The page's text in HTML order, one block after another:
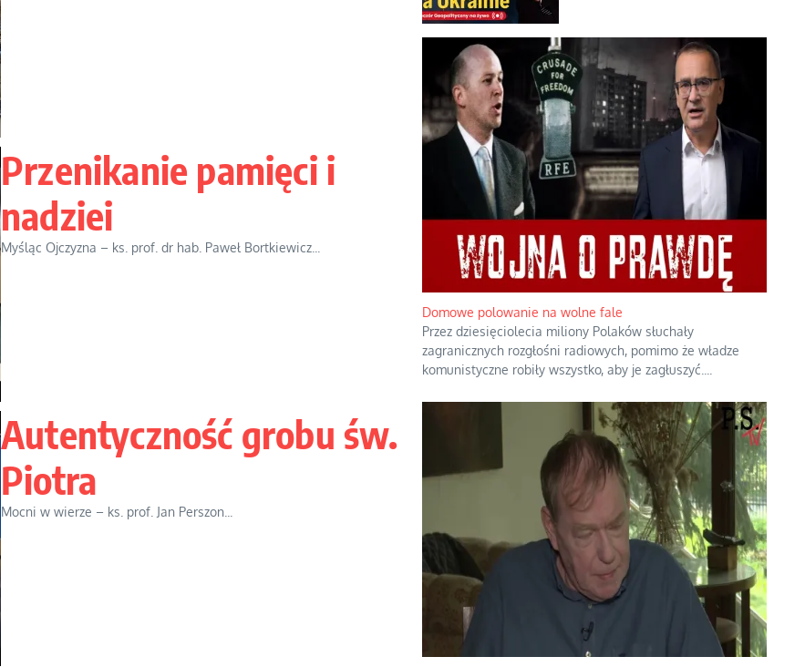
Przenikanie pamięci i
nadziei
Myśląc Ojczyzna – ks. prof. dr hab. Paweł Bortkiewicz...
Autentyczność grobu św.
Piotra
Mocni w wierze – ks. prof. Jan Perszon...
Domowe polowanie na wolne fale
Przez dziesięciolecia miliony Polaków słuchały
zagranicznych rozgłośni radiowych, pomimo że władze
komunistyczne robiły wszystko, aby je zagłuszyć.